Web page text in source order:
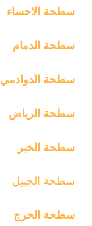
سطحة الاحساء
سطحة الدمام
سطحة الدوادمي
سطحة الرياض
سطحة الخبر
سطحة الجبيل
سطحة الخرج